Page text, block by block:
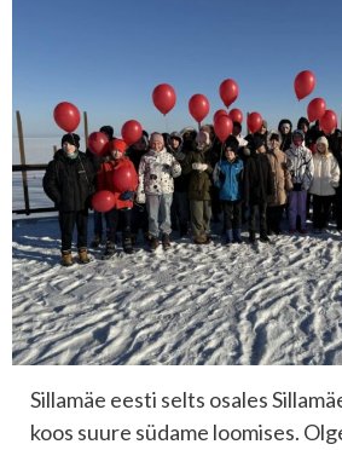
Sillamäe eesti selts osales
koos suure südame loomises.